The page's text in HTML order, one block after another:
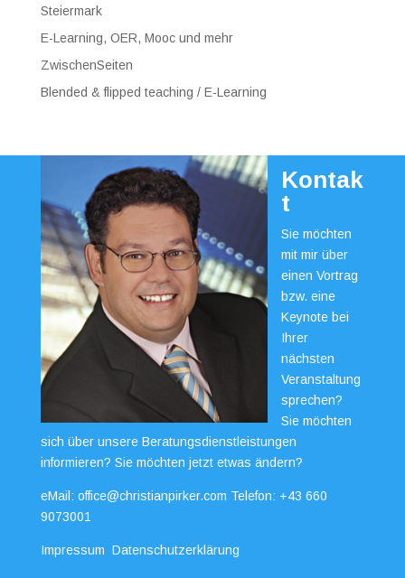
Steiermark
E-Learning, OER, Mooc und mehr
ZwischenSeiten
Blended & flipped teaching / E-Learning
Kontak
t
Sie möchten
mit mir über
einen Vortrag
bzw. eine
Keynote bei
Ihrer
nächsten
Veranstaltung
sprechen?
Sie möchten
sich über unsere Beratungsdienstleistungen
informieren? Sie möchten jetzt etwas ändern?
eMail: office@christianpirker.com Telefon: +43 660
9073001
Impressum Datenschutzerklärung